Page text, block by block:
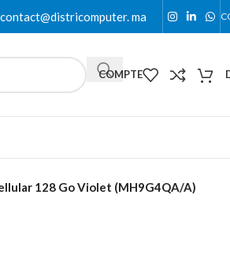
contact@districomputer. ma
COMPTE
128 Go Violet (MH9G4QA/A)